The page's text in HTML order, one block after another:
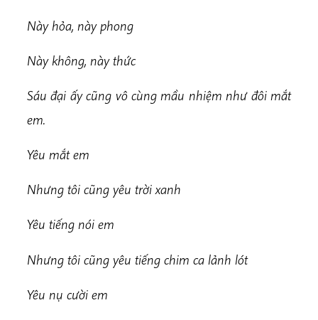
Này hỏa, này phong
Này không, này thức
Sáu đại ấy cũng vô cùng mầu nhiệm như đôi mắt
em.
Yêu mắt em
Nhưng tôi cũng yêu trời xanh
Yêu tiếng nói em
Nhưng tôi cũng yêu tiếng chim ca lảnh lót
Yêu nụ cười em